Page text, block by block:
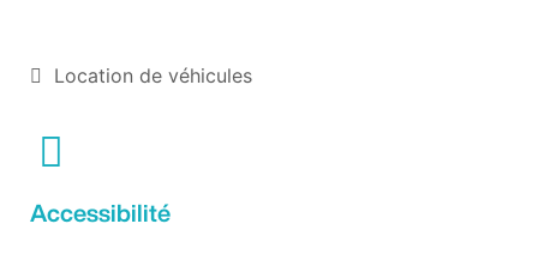
Location de véhicules
Accessibilité